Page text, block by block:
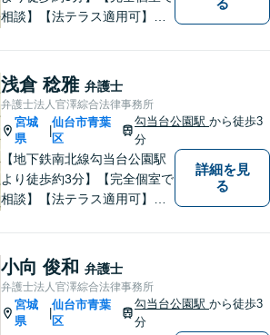
相談】【法テラス適用可】ト
を上げられない方々が安心し
て暮らせるよう少しでも力に
なりたいと思っています。法
律問題でお困りの方はお気軽
にご相談ください。
浅倉 稔雅 弁護士
弁護士法人官澤綜合法律事務所
宮城
県
|
仙台市青葉
区
勾当台公園駅から徒歩3
分
【地下鉄南北線勾当台公園駅
より徒歩約3分】【完全個室で
相談】【法テラス適用可】十
けております。法律問題でお
困りの方はお気軽にご相談く
ださい。
詳細を見
る
小向 俊和 弁護士
弁護士法人官澤綜合法律事務所
宮城
県
|
仙台市青葉
区
勾当台公園駅から徒歩3
分